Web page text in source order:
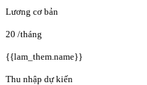
Lương cơ bản
20 /tháng
{{lam_them.name}}
Thu nhập dự kiến